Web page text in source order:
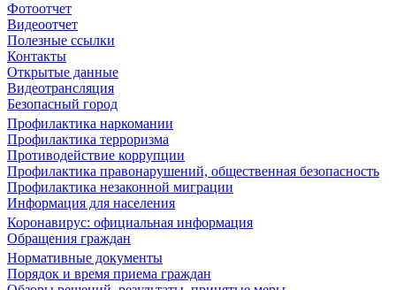
Фотоотчет
Видеоотчет
Полезные ссылки
Контакты
Открытые данные
Видеотрансляция
Безопасный город
Профилактика наркомании
Профилактика терроризма
Противодействие коррупции
Профилактика правонарушений, общественная безопасность
Профилактика незаконной миграции
Информация для населения
Коронавирус: официальная информация
Обращения граждан
Нормативные документы
Порядок и время приема граждан